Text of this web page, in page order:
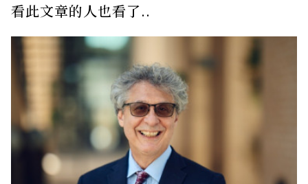
看此文章的人也看了..